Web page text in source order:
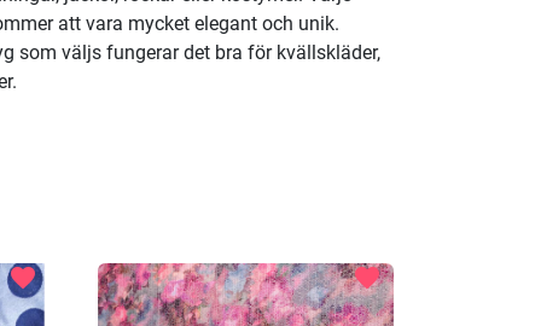
att vara mycket elegant och unik.
som väljs fungerar det bra för kvällskläder,
favorite favorite